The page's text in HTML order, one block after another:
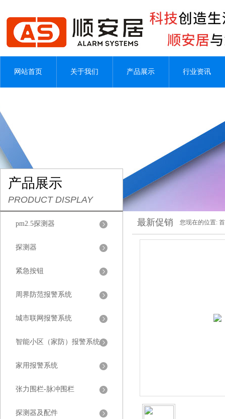
网站首页 关于我们 产品展示 行业资讯
产品展示
PRODUCT DISPLAY
pm2.5探测器
探测器
紧急按钮
周界防范报警系统
城市联网报警系统
智能小区（家防）报警系统
家用报警系统
张力围栏-脉冲围栏
探测器及配件
最新促销 您现在的位置: